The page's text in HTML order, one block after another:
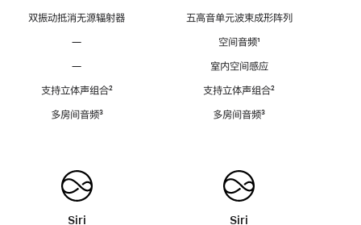
双振动抵消无源辐射器
—
—
支持立体声组合脚
²
多房间音频脚
³
Siri
五高音单元波束成形阵列
空间音频脚
¹
室内空间感应
支持立体声组合脚
²
多房间音频脚
³
Siri